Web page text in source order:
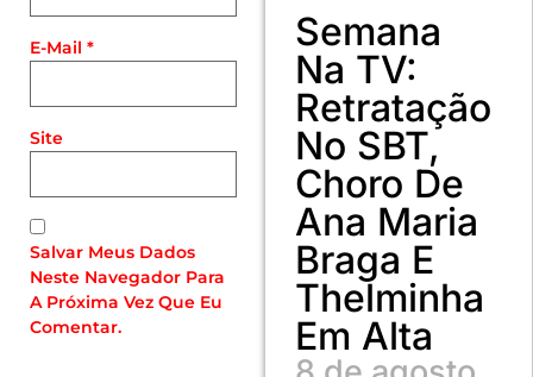
E-Mail *
Site
Salvar Meus Dados
Neste Navegador Para
A Próxima Vez Que Eu
Comentar.
Semana
Na TV:
Retratação
No SBT,
Choro De
Ana Maria
Braga E
Thelminha
Em Alta